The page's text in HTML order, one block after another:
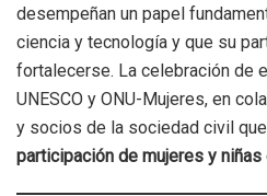
desempeñan un papel
ciencia y tecnología y que su
fortalecerse. La celebración de
UNESCO y ONU-Mujeres, en
y socios de la sociedad civil que
participación de mujeres y niñas